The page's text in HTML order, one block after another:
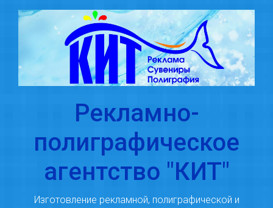
Skip to main content
Рекламно-
полиграфическое
агентство "КИТ"
Изготовление рекламной, полиграфической и